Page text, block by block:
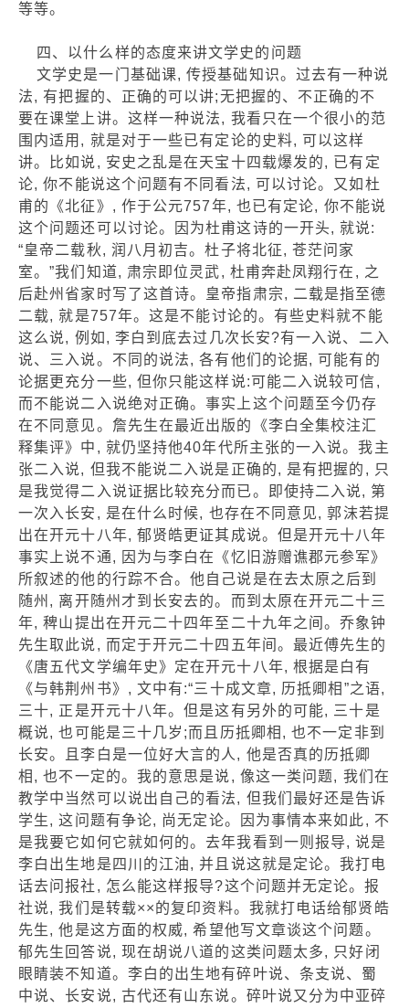
等等。
四、以什么样的态度来讲文学史的问题
文学史是一门基础课, 传授基础知识。过去有一种说
法, 有把握的、正确的可以讲;无把握的、不正确的不
要在课堂上讲。这样一种说法, 我看只在一个很小的范
围内适用, 就是对于一些已有定论的史料, 可以这样
讲。比如说, 安史之乱是在天宝十四载爆发的, 已有定
论, 你不能说这个问题有不同看法, 可以讨论。又如杜
甫的《北征》, 作于公元757年, 也已有定论, 你不能说
这个问题还可以讨论。因为杜甫这诗的一开头, 就说:
“皇帝二载秋, 润八月初吉。杜子将北征, 苍茫问家
室。”我们知道, 肃宗即位灵武, 杜甫奔赴凤翔行在, 之
后赴州省家时写了这首诗。皇帝指肃宗, 二载是指至德
二载, 就是757年。这是不能讨论的。有些史料就不能
这么说, 例如, 李白到底去过几次长安?有一入说、二入
说、三入说。不同的说法, 各有他们的论据, 可能有的
论据更充分一些, 但你只能这样说:可能二入说较可信,
而不能说二入说绝对正确。事实上这个问题至今仍存
在不同意见。詹先生在最近出版的《李白全集校注汇
释集评》中, 就仍坚持他40年代所主张的一入说。我主
张二入说, 但我不能说二入说是正确的, 是有把握的, 只
是我觉得二入说证据比较充分而已。即使持二入说, 第
一次入长安, 是在什么时候, 也存在不同意见, 郭沫若提
出在开元十八年, 郁贤皓更证其成说。但是开元十八年
事实上说不通, 因为与李白在《忆旧游赠谯郡元参军》
所叙述的他的行踪不合。他自己说是在去太原之后到
随州, 离开随州才到长安去的。而到太原在开元二十三
年, 稗山提出在开元二十四年至二十九年之间。乔象钟
先生取此说, 而定于开元二十四五年间。最近傅先生的
《唐五代文学编年史》定在开元十八年, 根据是白有
《与韩荆州书》, 文中有:“三十成文章, 历抵卿相”之语,
三十, 正是开元十八年。但是这有另外的可能, 三十是
概说, 也可能是三十几岁;而且历抵卿相, 也不一定非到
长安。且李白是一位好大言的人, 他是否真的历抵卿
相, 也不一定的。我的意思是说, 像这一类问题, 我们在
教学中当然可以说出自己的看法, 但我们最好还是告诉
学生, 这问题有争论, 尚无定论。因为事情本来如此, 不
是我要它如何它就如何的。去年我看到一则报导, 说是
李白出生地是四川的江油, 并且说这就是定论。我打电
话去问报社, 怎么能这样报导?这个问题并无定论。报
社说, 我们是转载××的复印资料。我就打电话给郁贤皓
先生, 他是这方面的权威, 希望他写文章谈这个问题。
郁先生回答说, 现在胡说八道的这类问题太多, 只好闭
眼睛装不知道。李白的出生地有碎叶说、条支说、蜀
中说、长安说, 古代还有山东说。碎叶说又分为中亚碎